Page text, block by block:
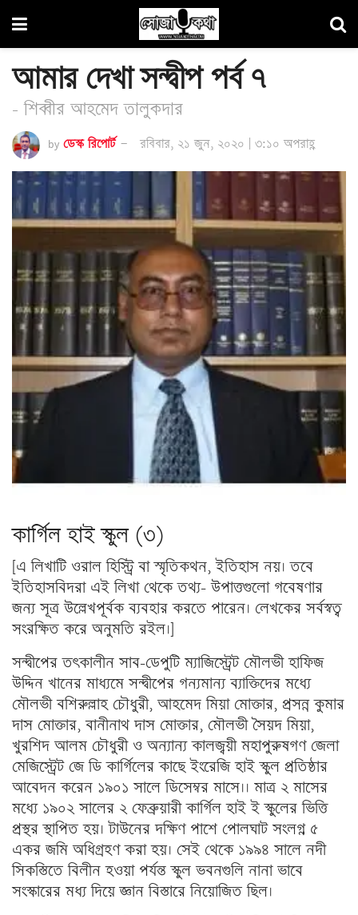
আমার দেখা সন্দ্বীপ পর্ব ৭
- শিব্বীর আহমেদ তালুকদার
by ডেস্ক রিপোর্ট রবিবার, ২১ জুন, ২০২০ | ৩:১০ অপরাহ্ণ
কার্গিল হাই স্কুল (৩)
[এ লিখাটি ওরাল হিস্ট্রি বা স্মৃতিকথন, ইতিহাস নয়। তবে
ইতিহাসবিদরা এই লিখা থেকে তথ্য- উপাত্তগুলো গবেষণার
জন্য সূত্র উল্লেখপূর্বক ব্যবহার করতে পারেন। লেখকের সর্বস্বত্ব
সংরক্ষিত করে অনুমতি রইল।]
সন্দ্বীপের তৎকালীন সাব-ডেপুটি ম্যাজিস্ট্রেট মৌলভী হাফিজ
উদ্দিন খানের মাধ্যমে সন্দ্বীপের গন্যমান্য ব্যাক্তিদের মধ্যে
মৌলভী বশিরুল্লাহ চৌধুরী, আহমেদ মিয়া মোক্তার, প্রসন্ন কুমার
দাস মোক্তার, বানীনাথ দাস মোক্তার, মৌলভী সৈয়দ মিয়া,
খুরশিদ আলম চৌধুরী ও অন্যান্য কালজ্বয়ী মহাপুরুষগণ জেলা
মেজিস্ট্রেট জে ডি কার্গিলের কাছে ইংরেজি হাই স্কুল প্রতিষ্ঠার
আবেদন করেন ১৯০১ সালে ডিসেম্বর মাসে।। মাত্র ২ মাসের
মধ্যে ১৯০২ সালের ২ ফেব্রুয়ারী কার্গিল হাই ই স্কুলের ভিত্তি
প্রস্থর স্থাপিত হয়। টাউনের দক্ষিণ পাশে পোলঘাট সংলগ্ন ৫
একর জমি অধিগ্রহণ করা হয়। সেই থেকে ১৯৯৪ সালে নদী
সিকস্তিতে বিলীন হওয়া পর্যন্ত স্কুল ভবনগুলি নানা ভাবে
সংস্কারের মধ্য দিয়ে জ্ঞান বিস্তারে নিয়োজিত ছিল।